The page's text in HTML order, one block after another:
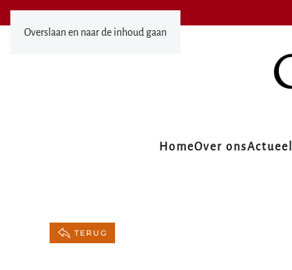
Overslaan en naar de inhoud gaan
HomeOver onsActueel
TERUG